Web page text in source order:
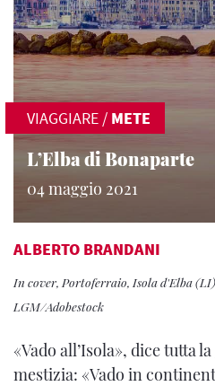
VIAGGIARE / METE
L’Elba di Bonaparte
04 maggio 2021
ALBERTO BRANDANI
In cover, Portoferraio, Isola d'Elba
LGM/Adobestock
«Vado all’Isola», dice tutta
mestizia: «Vado in